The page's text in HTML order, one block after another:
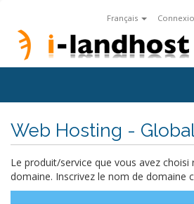
Français
Web Hosting -
Le produit/service que vous avez choisi
domaine. Inscrivez le nom de domaine